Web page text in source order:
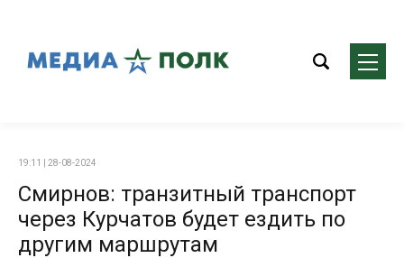
19:11 | 28-08-2024
Смирнов: транзитный транспорт
через Курчатов будет ездить по
другим маршрутам